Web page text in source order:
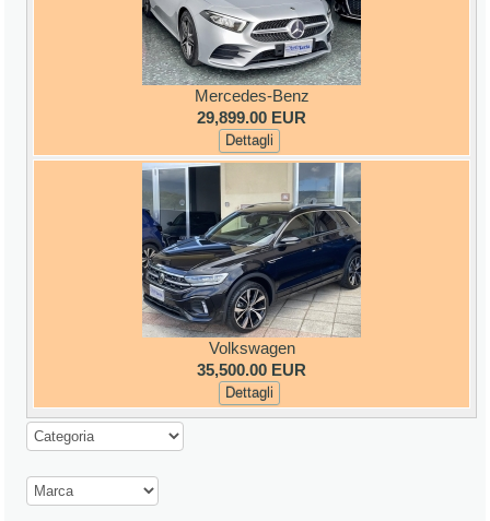
Mercedes-Benz
29,899.00 EUR
Dettagli
Volkswagen
35,500.00 EUR
Dettagli